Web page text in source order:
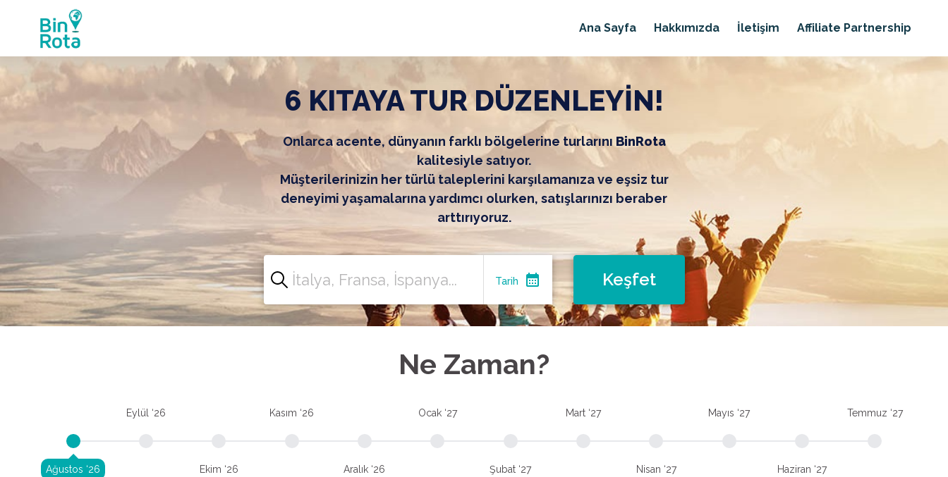
Ana Sayfa Hakkımızda İletişim Affiliate Partnership
6 KITAYA TUR DÜZENLEYİN!
Onlarca acente, dünyanın farklı bölgelerine turlarını BinRota
kalitesiyle satıyor.
Müşterilerinizin her türlü taleplerini karşılamanıza ve eşsiz tur
deneyimi yaşamalarına yardımcı olurken, satışlarınızı beraber
arttırıyoruz.
Tarih calendar_month Keşfet
Ne Zaman?
Ağustos ‘26
Eylül ‘26
Ekim ‘26
Kasım ‘26
Aralık ‘26
Ocak ‘27
Şubat ‘27
Mart ‘27
Nisan ‘27
Mayıs ‘27
Haziran ‘27
Temmuz ‘27